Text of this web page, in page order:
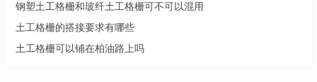
钢塑土工格栅和玻纤土工格栅可不可以混用
土工格栅的搭接要求有哪些
土工格栅可以铺在柏油路上吗